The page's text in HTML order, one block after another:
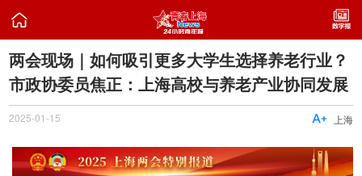

两会现场｜如何吸引更多大学生选择养老行业？
市政协委员焦正：上海高校与养老产业协同发展
2025-01-15 上海
